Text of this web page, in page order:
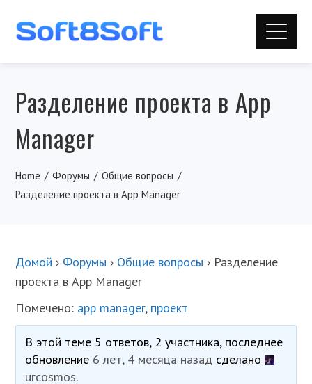
Разделение проекта в App
Manager
Home Форумы
Общие вопросы
Разделение проекта в App Manager
Домой › Форумы › Общие вопросы › Разделение
проекта в App Manager
Помечено: app manager, проект
В этой теме 5 ответов, 2 участника, последнее
обновление 6 лет, 4 месяца назад сделано
urcosmos.